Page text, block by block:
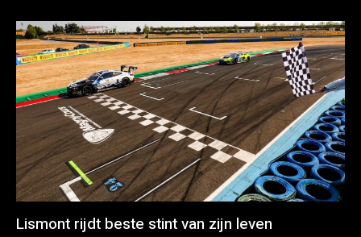
Lismont rijdt beste stint van zijn leven